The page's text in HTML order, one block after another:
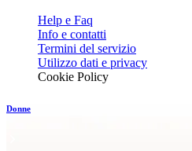
Help e Faq
Info e contatti
Termini del servizio
Utilizzo dati e privacy
Cookie Policy
Donne